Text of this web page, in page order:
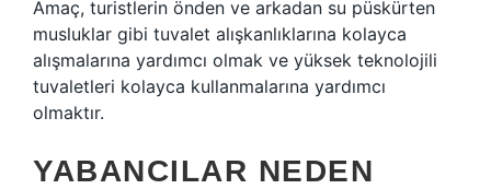
Amaç, turistlerin önden ve arkadan su püskürten
musluklar gibi tuvalet alışkanlıklarına kolayca
alışmalarına yardımcı olmak ve yüksek teknolojili
tuvaletleri kolayca kullanmalarına yardımcı
olmaktır.
YABANCILAR NEDEN